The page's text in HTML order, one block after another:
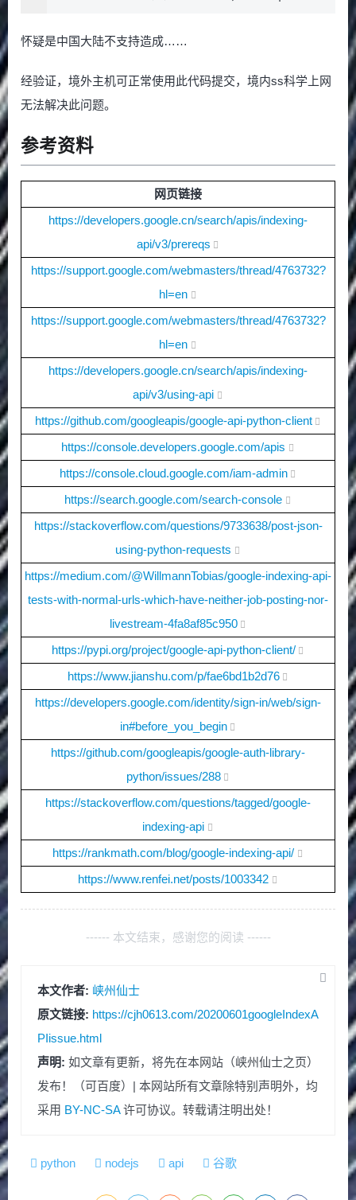
怀疑是中国大陆不支持造成……
经验证，境外主机可正常使用此代码提交，境内ss科学上网
无法解决此问题。
参考资料
网页链接
https://developers.google.cn/search/apis/indexing-
api/v3/prereqs
https://support.google.com/webmasters/thread/4763732?
hl=en
https://support.google.com/webmasters/thread/4763732?
hl=en
https://developers.google.cn/search/apis/indexing-
api/v3/using-api
https://github.com/googleapis/google-api-python-client
https://console.developers.google.com/apis
https://console.cloud.google.com/iam-admin
https://search.google.com/search-console
https://stackoverflow.com/questions/9733638/post-json-
using-python-requests
https://medium.com/@WillmannTobias/google-indexing-api-
tests-with-normal-urls-which-have-neither-job-posting-nor-
livestream-4fa8af85c950
https://pypi.org/project/google-api-python-client/
https://www.jianshu.com/p/fae6bd1b2d76
https://developers.google.com/identity/sign-in/web/sign-
in#before_you_begin
https://github.com/googleapis/google-auth-library-
python/issues/288
https://stackoverflow.com/questions/tagged/google-
indexing-api
https://rankmath.com/blog/google-indexing-api/
https://www.renfei.net/posts/1003342
------ 本文结束，感谢您的阅读 ------
本文作者: 峡州仙士
原文链接: https://cjh0613.com/20200601googleIndexA
PIissue.html
声明: 如文章有更新，将先在本网站（峡州仙士之页）
发布！（可百度）| 本网站所有文章除特别声明外，均
采用 BY-NC-SA许可协议。转载请注明出处！
python nodejs api 谷歌